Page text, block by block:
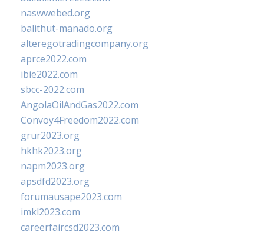
naswwebed.org
balithut-manado.org
alteregotradingcompany.org
aprce2022.com
ibie2022.com
sbcc-2022.com
AngolaOilAndGas2022.com
Convoy4Freedom2022.com
grur2023.org
hkhk2023.org
napm2023.org
apsdfd2023.org
forumausape2023.com
imkl2023.com
careerfaircsd2023.com